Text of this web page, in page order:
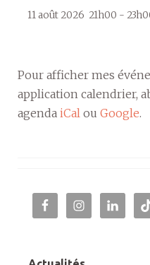
11 août 2026 21h00 -
Pour afficher mes
application calendrier,
agenda iCal ou Google.